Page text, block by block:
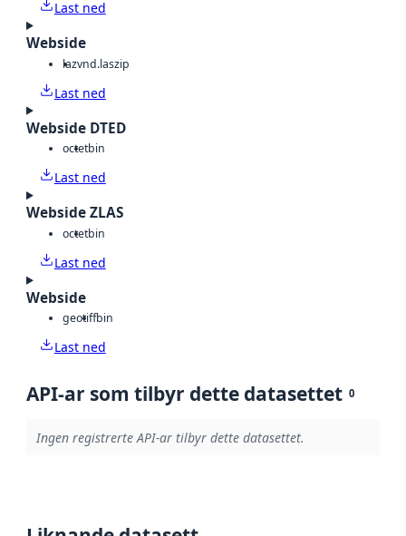
Last ned
Webside
lazvnd.laszip
Last ned
Webside DTED
octetbin
Last ned
Webside ZLAS
octetbin
Last ned
Webside
geotiffbin
Last ned
API-ar som tilbyr dette datasettet 0
Ingen registrerte API-ar tilbyr dette datasettet.